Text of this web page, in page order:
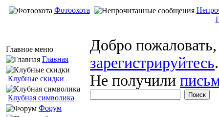
Фотоохота
Главное меню
Главная
Клубные скидки
Клубная символика
Форум
Добро
зарегистрируйтесь.
Не получили